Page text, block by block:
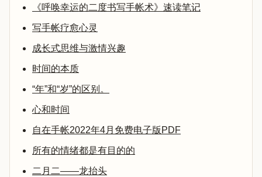
《呼唤幸运的二度书写手帐术》速读笔记
写手帐疗愈心灵
成长式思维与激情兴趣
时间的本质
“年”和“岁”的区别。
心和时间
自在手帐2022年4月免费电子版PDF
所有的情绪都是有目的的
二月二——龙抬头